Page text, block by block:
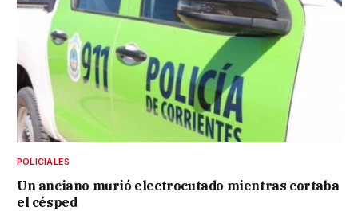
POLICIALES
Un anciano murió electrocutado mientras cortaba
el césped